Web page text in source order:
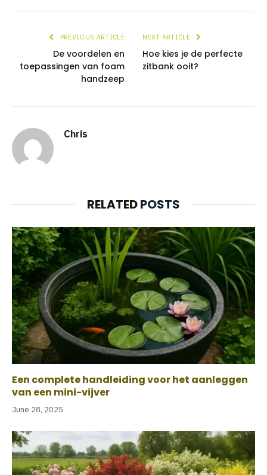
PREVIOUS ARTICLE
De voordelen en
toepassingen van foam
handzeep
NEXT ARTICLE
Hoe kies je de perfecte
zitbank ooit?
Chris
RELATEDPOSTS
Een complete handleiding voor het aanleggen
van een mini-vijver
June 28, 2025